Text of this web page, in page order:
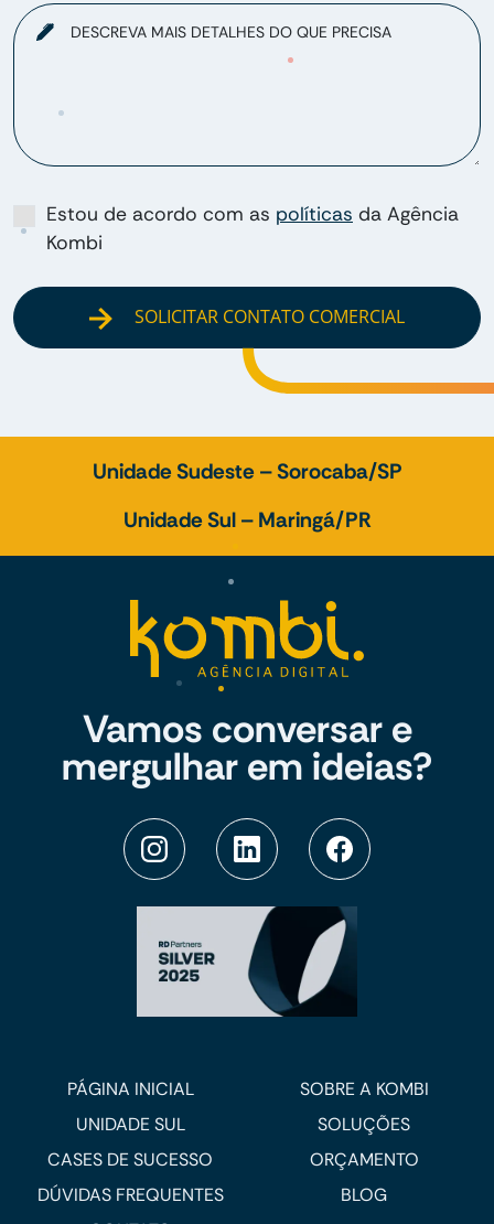
DESCREVA MAIS DETALHES DO QUE PRECISA
Estou de acordo com as políticas da Agência
Kombi
SOLICITAR CONTATO COMERCIAL
Unidade Sudeste – Sorocaba/SP
Unidade Sul – Maringá/PR
Vamos conversar e
mergulhar em ideias?
PÁGINA INICIAL
SOBRE A KOMBI
UNIDADE SUL
SOLUÇÕES
CASES DE SUCESSO
ORÇAMENTO
DÚVIDAS FREQUENTES
BLOG